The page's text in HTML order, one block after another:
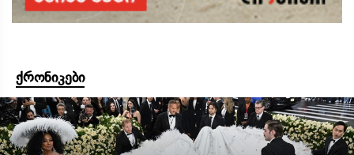
ქრონიკები